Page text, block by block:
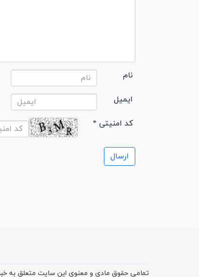
نام
ایمیل
* کد امنیتی
تمامی حقوق مادی و معنوی این سایت متعلق به